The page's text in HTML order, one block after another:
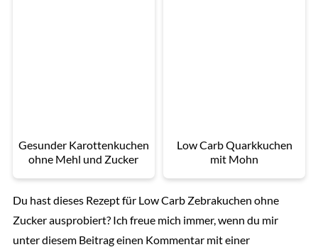
Gesunder Karottenkuchen
ohne Mehl und Zucker
Low Carb Quarkkuchen
mit Mohn
Du hast dieses Rezept für Low Carb Zebrakuchen ohne
Zucker ausprobiert? Ich freue mich immer, wenn du mir
unter diesem Beitrag einen Kommentar mit einer